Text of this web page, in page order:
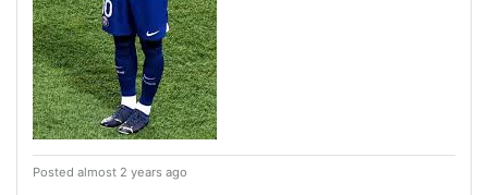
Posted almost 2 years ago